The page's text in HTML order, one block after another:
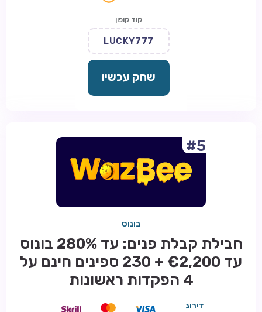
קוד קופון
LUCKY777
שחק עכשיו
#5
בונוס
חבילת קבלת פנים: עד 280% בונוס
עד €2,200 + 230 ספינים חינם על
4 הפקדות ראשונות
דירוג